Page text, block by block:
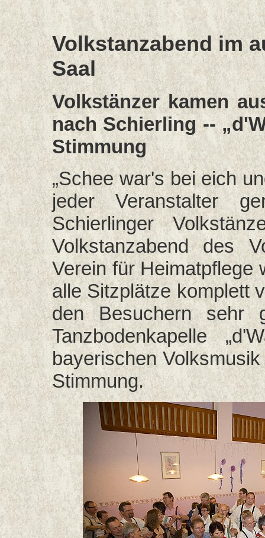
Volkstanzabend im
Saal
Volkstänzer kamen
nach Schierling --
Stimmung
„Schee war's bei eich
jeder Veranstalter
Schierlinger
Volkstanzabend des
Verein für Heimatpflege
alle Sitzplätze komplett
den Besuchern sehr
Tanzbodenkapelle
bayerischen
Stimmung.